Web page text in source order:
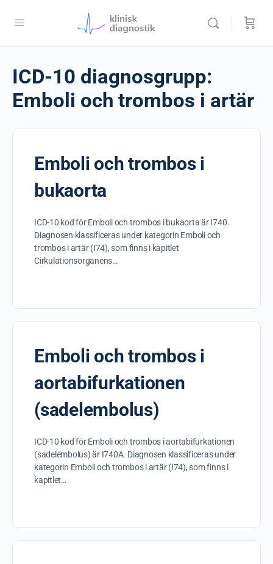
ICD-10 diagnosgrupp:
Emboli och trombos i artär
Emboli och trombos i
bukaorta
ICD-10 kod för Emboli och trombos i bukaorta är I740.
Diagnosen klassificeras under kategorin Emboli och
trombos i artär (I74), som finns i kapitlet
Cirkulationsorganens…
Emboli och trombos i
aortabifurkationen
(sadelembolus)
ICD-10 kod för Emboli och trombos i aortabifurkationen
(sadelembolus) är I740A. Diagnosen klassificeras under
kategorin Emboli och trombos i artär (I74), som finns i
kapitlet…